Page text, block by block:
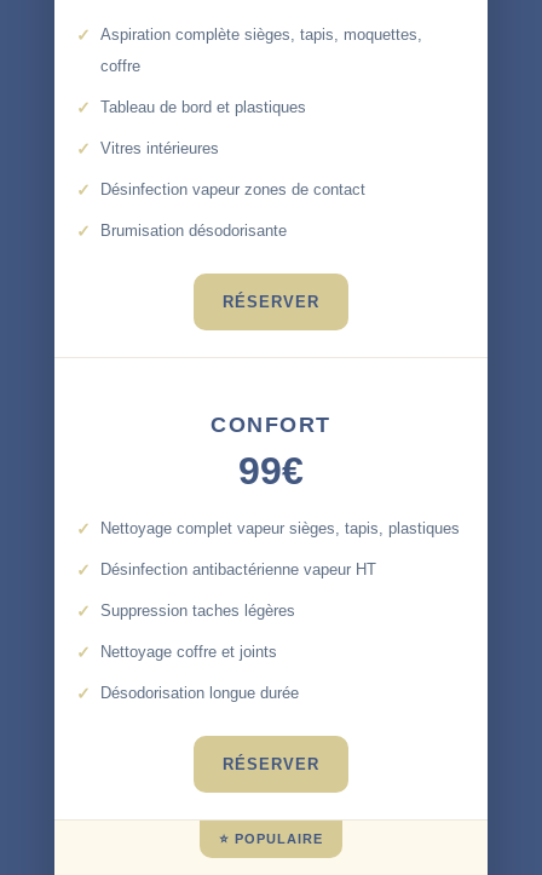
Aspiration complète sièges, tapis, moquettes,
coffre
Tableau de bord et plastiques
Vitres intérieures
Désinfection vapeur zones de contact
Brumisation désodorisante
RÉSERVER
CONFORT
99€
Nettoyage complet vapeur sièges, tapis, plastiques
Désinfection antibactérienne vapeur HT
Suppression taches légères
Nettoyage coffre et joints
Désodorisation longue durée
RÉSERVER